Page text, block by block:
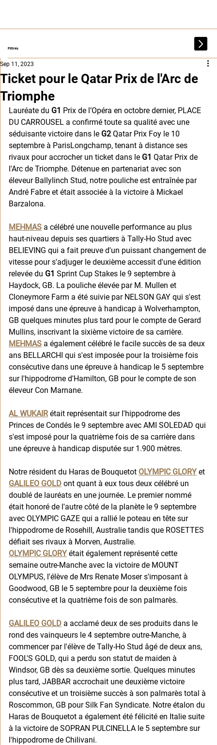
Filtres
Ticket pour le Qatar Prix de l'Arc de
Triomphe
Sep 11, 2023
Lauréate du G1 Prix de l’Opéra en octobre dernier, PLACE
DU CARROUSEL a confirmé toute sa qualité avec une
séduisante victoire dans le G2 Qatar Prix Foy le 10
septembre à ParisLongchamp, tenant à distance ses
rivaux pour accrocher un ticket dans le G1 Qatar Prix de
l'Arc de Triomphe. Détenue en partenariat avec son
éleveur Ballylinch Stud, notre pouliche est entraînée par
André Fabre et était associée à la victoire à Mickael
Barzalona.
MEHMAS a célébré une nouvelle performance au plus
haut-niveau depuis ses quartiers à Tally-Ho Stud avec
BELIEVING qui a fait preuve d'un puissant changement de
vitesse pour s'adjuger le deuxième accessit d'une édition
relevée du G1 Sprint Cup Stakes le 9 septembre à
Haydock, GB. La pouliche élevée par M. Mullen et
Cloneymore Farm a été suivie par NELSON GAY qui s'est
imposé dans une épreuve à handicap à Wolverhampton,
GB quelques minutes plus tard pour le compte de Gerard
Mullins, inscrivant la sixième victoire de sa carrière.
MEHMAS a également célébré le facile succès de sa deux
ans BELLARCHI qui s'est imposée pour la troisième fois
consécutive dans une épreuve à handicap le 5 septembre
sur l'hippodrome d'Hamilton, GB pour le compte de son
éleveur Con Marnane.
AL WUKAIR était représentait sur l'hippodrome des
Princes de Condés le 9 septembre avec AMI SOLEDAD qui
s'est imposé pour la quatrième fois de sa carrière dans
une épreuve à handicap disputée sur 1.900 mètres.
Notre résident du Haras de Bouquetot OLYMPIC GLORY et
GALILEO GOLD ont quant à eux tous deux célébré un
doublé de lauréats en une journée. Le premier nommé
était honoré de l'autre côté de la planète le 9 septembre
avec OLYMPIC GAZE qui a rallié le poteau en tête sur
l'hippodrome de Rosehill, Australie tandis que ROSETTES
défiait ses rivaux à Morven, Australie.
OLYMPIC GLORY était également représenté cette
semaine outre-Manche avec la victoire de MOUNT
OLYMPUS, l'élève de Mrs Renate Moser s'imposant à
Goodwood, GB le 5 septembre pour la deuxième fois
consécutive et la quatrième fois de son palmarès.
GALILEO GOLD a acclamé deux de ses produits dans le
rond des vainqueurs le 4 septembre outre-Manche, à
commencer par l'élève de Tally-Ho Stud âgé de deux ans,
FOOL'S GOLD, qui a perdu son statut de maiden à
Windsor, GB dès sa deuxième sortie. Quelques minutes
plus tard, JABBAR accrochait une deuxième victoire
consécutive et un troisième succès à son palmarès total à
Roscommon, GB pour Silk Fan Syndicate. Notre étalon du
Haras de Bouquetot a également été félicité en Italie suite
à la victoire de SOPRAN PULCINELLA le 5 septembre sur
l'hippodrome de Chilivani.